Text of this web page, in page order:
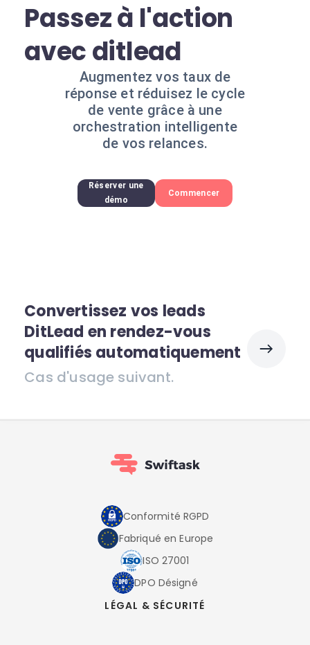
Passez à l'action
avec ditlead
Augmentez vos taux de
réponse et réduisez le cycle
de vente grâce à une
orchestration intelligente
de vos relances.
Réserver une
démo
Commencer
Convertissez vos leads
DitLead en rendez-vous
qualifiés automatiquement
Cas d'usage suivant.
Conformité RGPD
Fabriqué en Europe
ISO 27001
DPO Désigné
LÉGAL & SÉCURITÉ